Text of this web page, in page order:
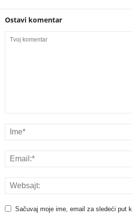
Ostavi komentar
Sačuvaj moje ime, email za sledeći put